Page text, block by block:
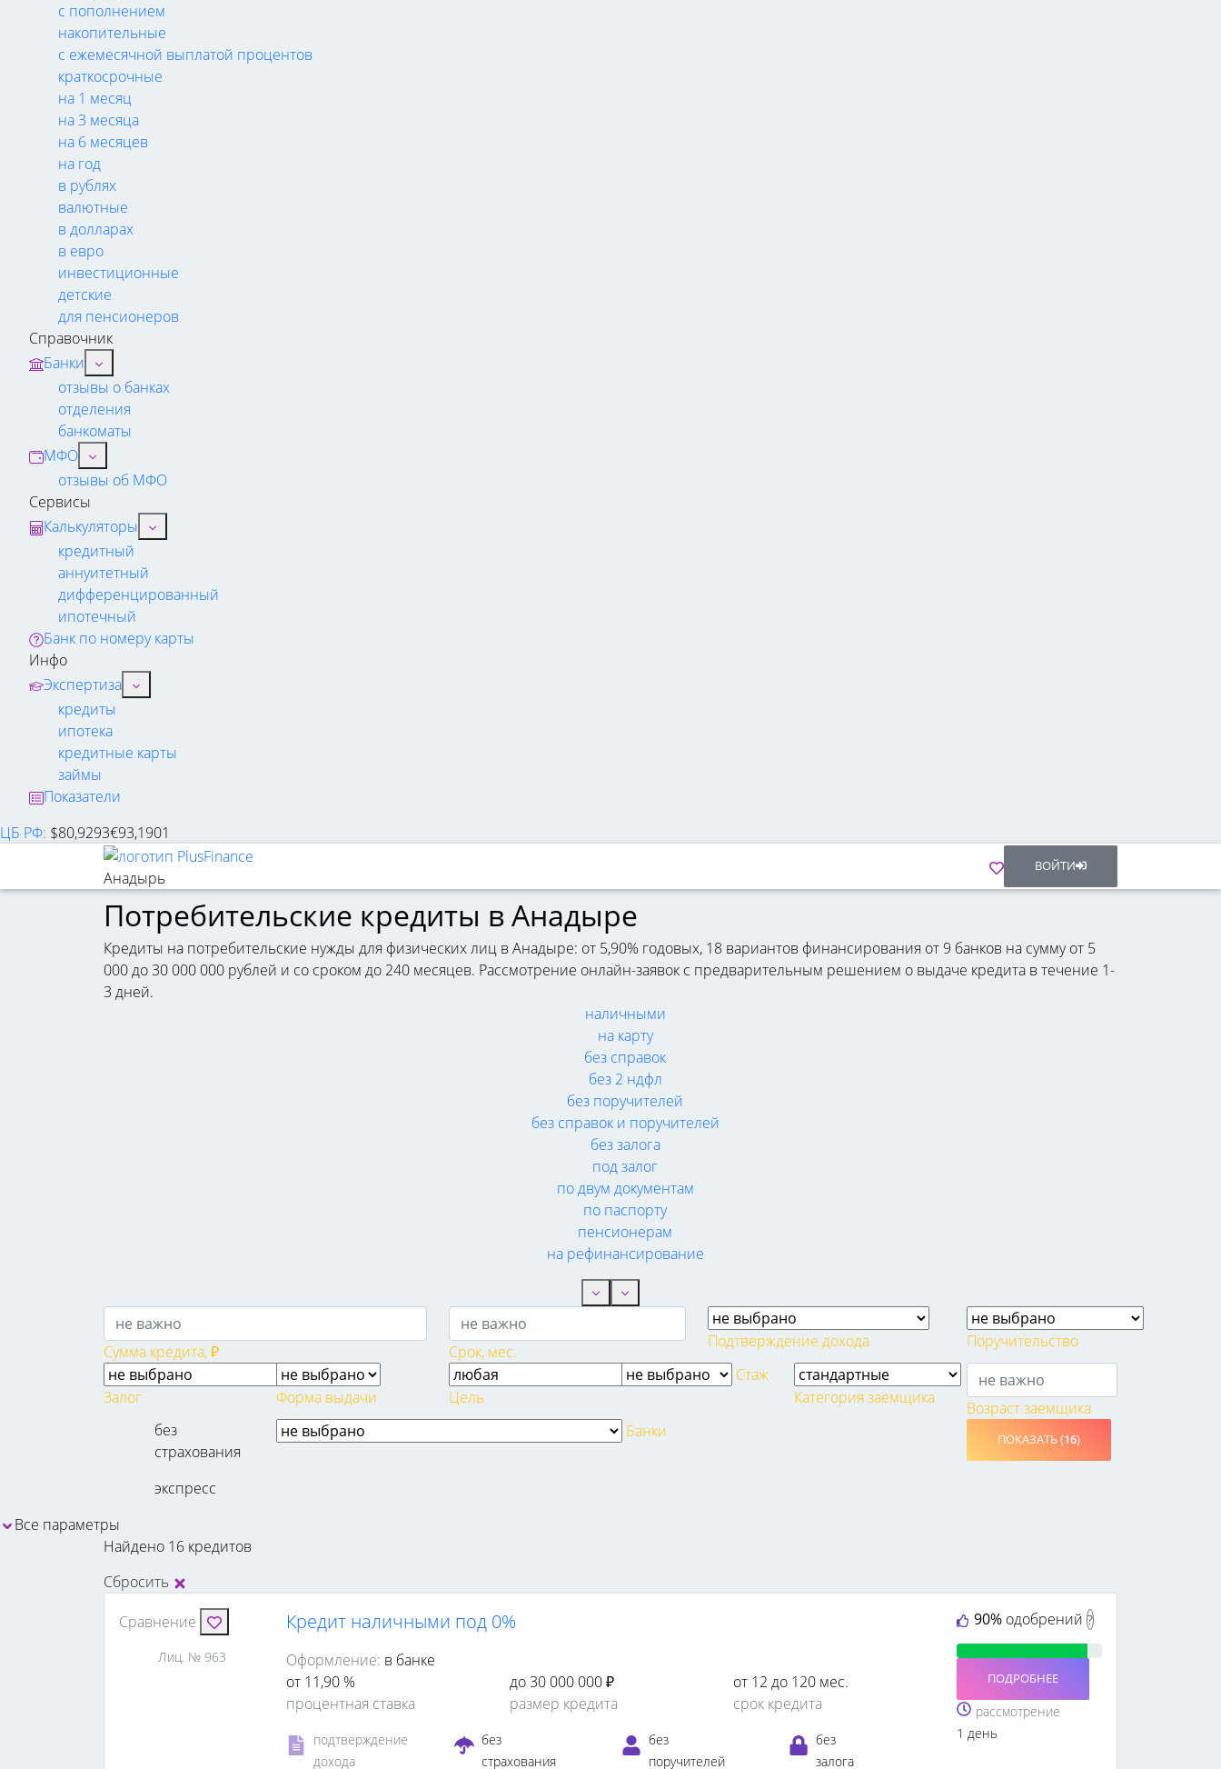
с пополнением
накопительные
с ежемесячной выплатой процентов
краткосрочные
на 1 месяц
на 3 месяца
на 6 месяцев
на год
в рублях
валютные
в долларах
в евро
инвестиционные
детские
для пенсионеров
Справочник
Банки
отзывы о банках
отделения
банкоматы
МФО
отзывы об МФО
Сервисы
Калькуляторы
кредитный
аннуитетный
дифференцированный
ипотечный
Банк по номеру карты
Инфо
Экспертиза
кредиты
ипотека
кредитные карты
займы
Показатели
ЦБ РФ: $80,9293€93,1901
Анадырь
ВОЙТИ
Потребительские кредиты в Анадыре
Кредиты на потребительские нужды для физических лиц в Анадыре: от 5,90% годовых, 18 вариантов финансирования от 9 банков на сумму от 5
000 до 30 000 000 рублей и со сроком до 240 месяцев. Рассмотрение онлайн-заявок с предварительным решением о выдаче кредита в течение 1-
3 дней.
наличными
на карту
без справок
без 2 ндфл
без поручителей
без справок и поручителей
без залога
под залог
по двум документам
по паспорту
пенсионерам
на рефинансирование
Сумма кредита, ₽ Срок, мес.
Подтверждение дохода Поручительство
Залог Форма выдачи Цель
Стаж
Категория заемщика
Возраст заемщика
без
страхования
экспресс
Банки ПОКАЗАТЬ (16)
Все параметры
Найдено 16 кредитов
Сбросить
Сравнение
Лиц. № 963
Кредит наличными под 0%
Оформление: в банке
от 11,90 %
процентная ставка
до 30 000 000 ₽
размер кредита
от 12 до 120 мес.
срок кредита
подтверждение
дохода
без
страхования
без
поручителей
без
залога
90%одобрений ?
ПОДРОБНЕЕ
рассмотрение
1 день